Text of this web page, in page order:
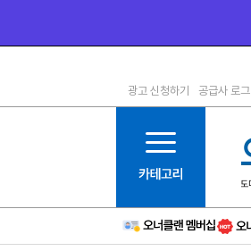
1등급
6등급
11등급
12등급
15등급
16등급
광고 신청하기 공급사 로